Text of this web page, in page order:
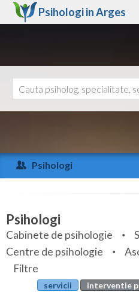
Psihologi inArges
Arad
Arges
Bihor
Bistrita-Nasaud
Botosani
Psihologi
Specialitati
Servicii
Articole
Evenimente
Psihologi
Cabinete de psihologie
Centre de psihologie
Filtre
servicii
interventie